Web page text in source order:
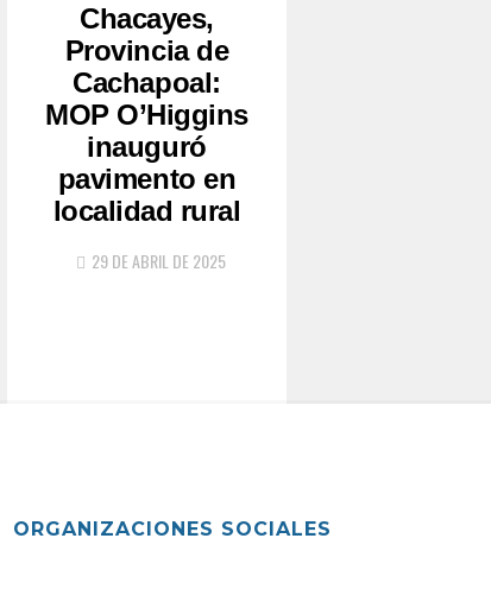
Chacayes,
Provincia de
Cachapoal:
MOP O’Higgins
inauguró
pavimento en
localidad rural
29 DE ABRIL DE 2025
ORGANIZACIONES SOCIALES